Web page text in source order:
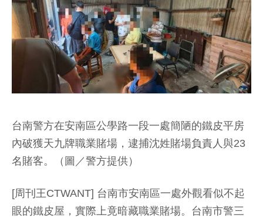
台南警方在安南區公學路一段一處簡陋的鐵皮平房
內破獲天九牌職業賭場，逮捕沈姓賭場負責人與23
名賭客。（圖／警方提供）
[周刊王CTWANT] 台南市安南區一處外觀看似不起
眼的鐵皮屋，實際上竟暗藏職業賭場。台南市警三